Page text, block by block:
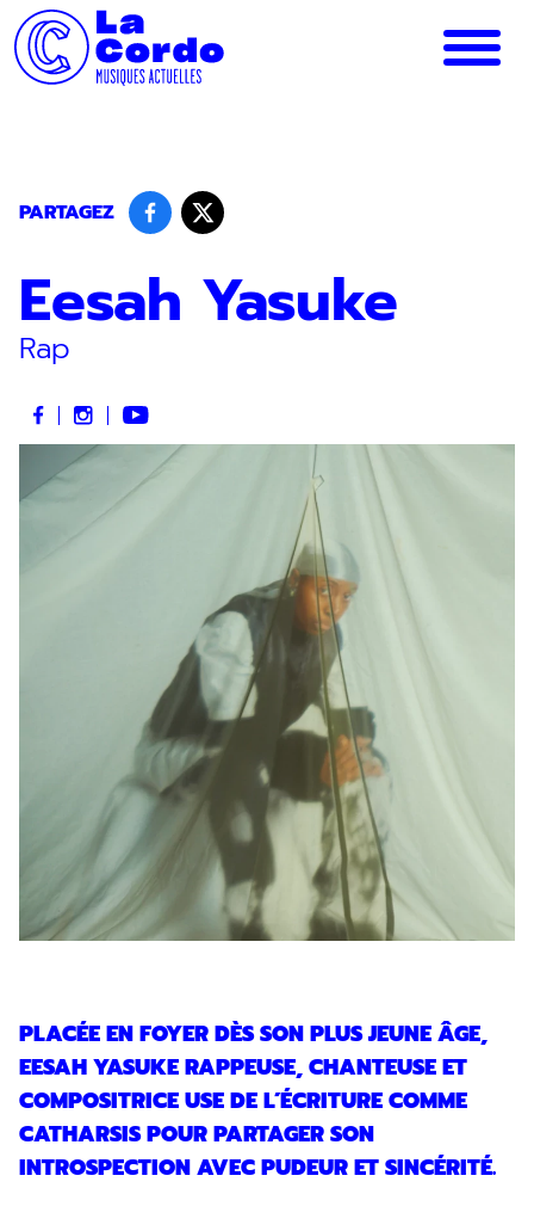
Panneau de gestion des cookies
PARTAGEZ
Eesah Yasuke
Rap
PLACÉE EN FOYER DÈS SON PLUS JEUNE ÂGE,
EESAH YASUKE RAPPEUSE, CHANTEUSE ET
COMPOSITRICE USE DE L’ÉCRITURE COMME
CATHARSIS POUR PARTAGER SON
INTROSPECTION AVEC PUDEUR ET SINCÉRITÉ.